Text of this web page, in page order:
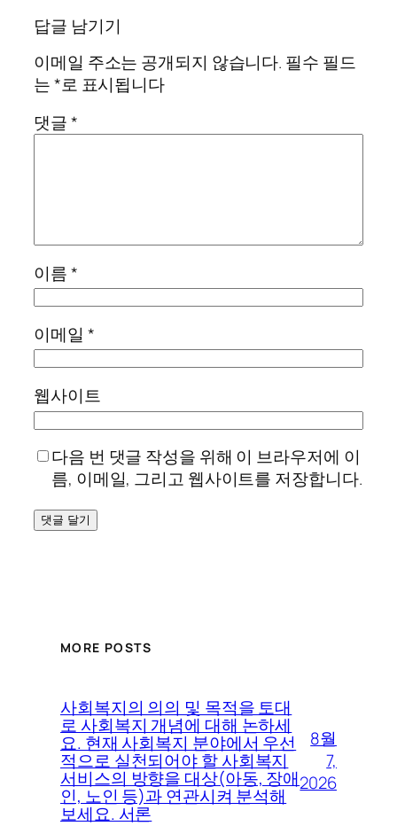
답글 남기기
이메일 주소는 공개되지 않습니다. 필수 필드
는*로 표시됩니다
댓글*
이름*
이메일 *
웹사이트
다음 번 댓글 작성을 위해 이 브라우저에 이
름, 이메일, 그리고 웹사이트를 저장합니다.
MORE POSTS
사회복지의 의의 및 목적을 토대
로 사회복지 개념에 대해 논하세
요. 현재 사회복지 분야에서 우선
적으로 실천되어야 할 사회복지
서비스의 방향을 대상(아동, 장애
인, 노인 등)과 연관시켜 분석해
보세요. 서론
8월
7,
2026